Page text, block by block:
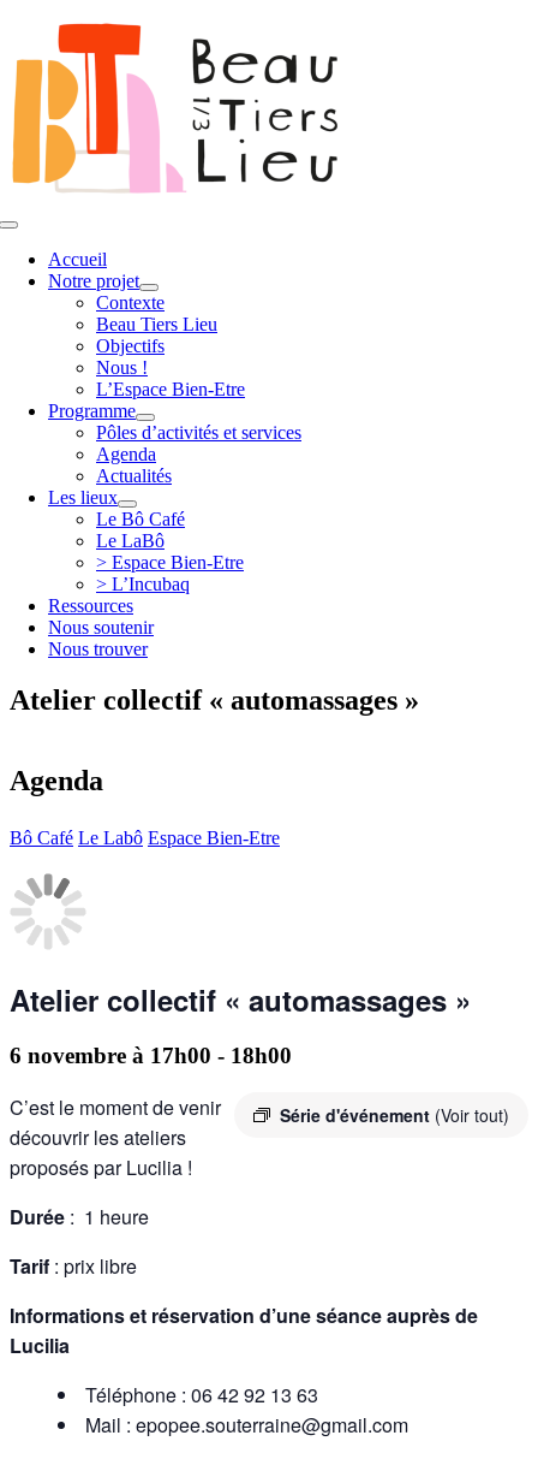
contenu
Toggle
NavigationAccueil
Notre projet
Contexte
Beau Tiers Lieu
Objectifs
Nous !
L’Espace Bien-Etre
Programme
Pôles d’activités et services
Agenda
Actualités
Les lieux
Le Bô Café
Le LaBô
> Espace Bien-Etre
> L’Incubaq
Ressources
Nous soutenir
Nous trouver
Atelier collectif « automassages »
Agenda
Bô Café Le Labô Espace Bien-Etre
Atelier collectif « automassages »
6 novembre à 17h00 - 18h00
Série d'événement (Voir tout)
C’est le moment de venir
découvrir les ateliers
proposés par Lucilia !
Durée : 1 heure
Tarif : prix libre
Informations et réservation d’une séance auprès de
Lucilia
Téléphone : 06 42 92 13 63
Mail : epopee.souterraine@gmail.com